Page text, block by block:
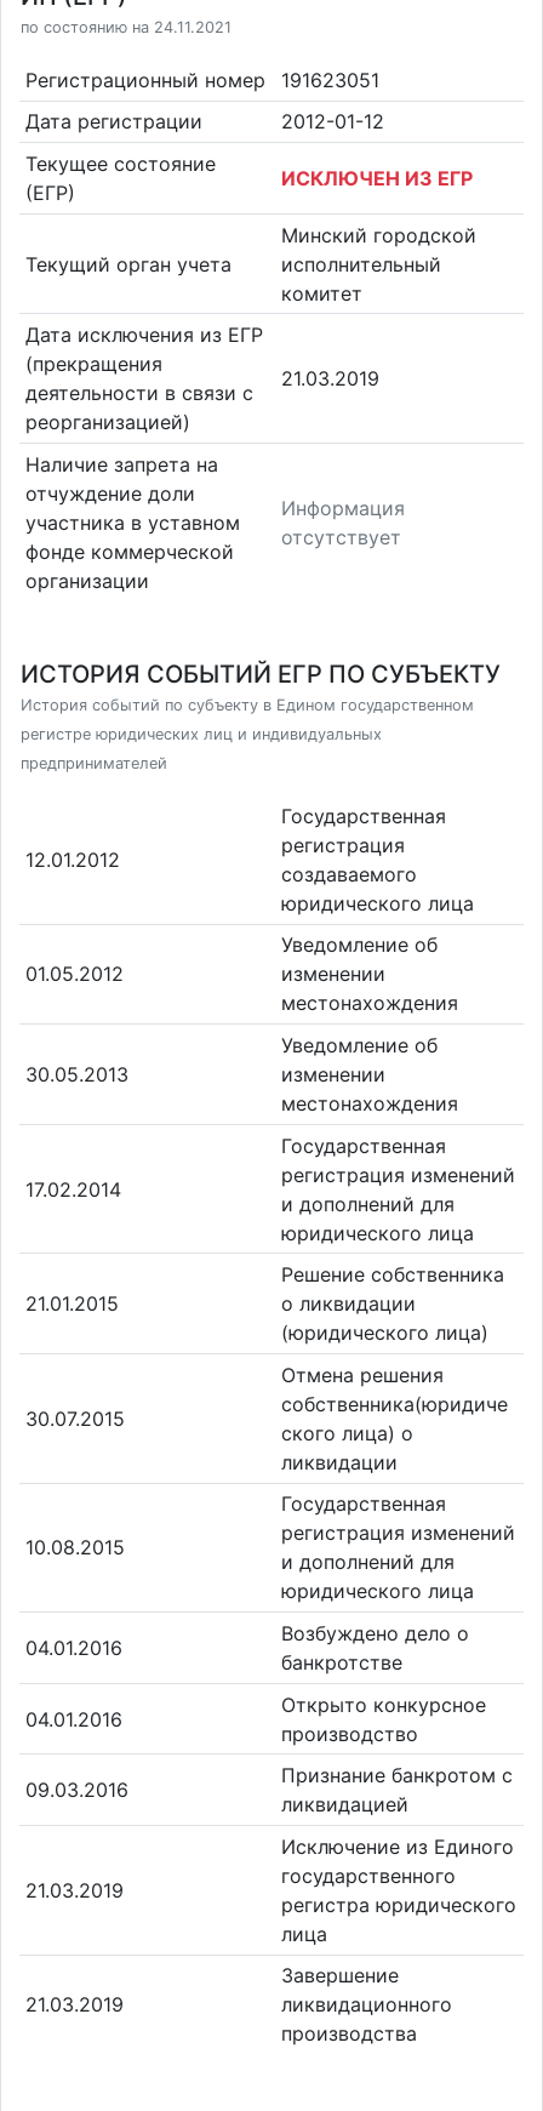
по состоянию на 24.11.2021
Регистрационный номер
191623051
Дата регистрации
2012-01-12
Текущее состояние
(ЕГР)
ИСКЛЮЧЕН ИЗ ЕГР
Текущий орган учета
Минский городской
исполнительный
комитет
Дата исключения из ЕГР
(прекращения
деятельности в связи с
реорганизацией)
21.03.2019
Наличие запрета на
отчуждение доли
участника в уставном
фонде коммерческой
организации
Информация
отсутствует
ИСТОРИЯ СОБЫТИЙ ЕГР ПО СУБЪЕКТУ
История событий по субъекту в Едином государственном
регистре юридических лиц и индивидуальных
предпринимателей
12.01.2012
Государственная
регистрация
создаваемого
юридического лица
01.05.2012
Уведомление об
изменении
местонахождения
30.05.2013
Уведомление об
изменении
местонахождения
17.02.2014
Государственная
регистрация изменений
и дополнений для
юридического лица
21.01.2015
Решение собственника
о ликвидации
(юридического лица)
30.07.2015
Отмена решения
собственника(юридиче
ского лица) о
ликвидации
10.08.2015
Государственная
регистрация изменений
и дополнений для
юридического лица
04.01.2016
Возбуждено дело о
банкротстве
04.01.2016
Открыто конкурсное
производство
09.03.2016
Признание банкротом с
ликвидацией
21.03.2019
Исключение из Единого
государственного
регистра юридического
лица
21.03.2019
Завершение
ликвидационного
производства